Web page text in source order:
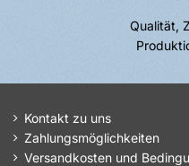
Qualität,
Kontakt zu uns
Zahlungsmöglichkeiten
Versandkosten und